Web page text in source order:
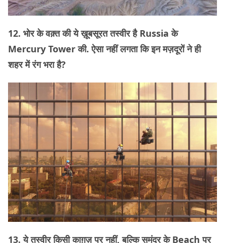
12. भोर के वक़्त की ये ख़ूबसूरत तस्वीर है Russia के
Mercury Tower की. ऐसा नहीं लगता कि इन मज़दूरों ने ही
शहर में रंग भरा है?
13. ये तस्वीर किसी काग़ज़ पर नहीं, बल्कि समंदर के Beach पर